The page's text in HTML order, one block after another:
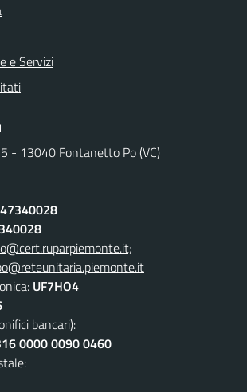
e Servizi
5 - 13040 Fontanetto Po (VC)
UF7HO4
bancari):
0000 0090 0460